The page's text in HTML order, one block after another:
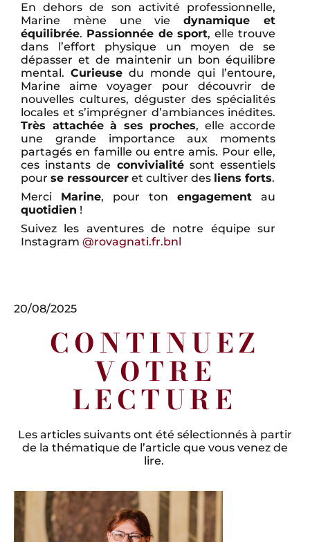
En dehors de son activité professionnelle,
Marine mène une viedynamique et
équilibrée. Passionnée de sport, elle trouve
dans l’effort physique un moyen de se
dépasser et de maintenir un bon équilibre
mental. Curieuse du monde qui l’entoure,
Marine aime voyager pour découvrir de
nouvelles cultures, déguster des spécialités
locales et s’imprégner d’ambiances inédites.
Très attachée à ses proches, elle accorde
une grande importance aux moments
partagés en famille ou entre amis. Pour elle,
ces instants de convivialitésont essentiels
pour se ressourcer et cultiver des liens forts.
Merci Marine, pour ton engagement au
quotidien !
Suivez les aventures de notre équipe sur
Instagram @rovagnati.fr.bnl
20/08/2025
CONTINUEZ
VOTRE
LECTURE
Les articles suivants ont été sélectionnés à partir
de la thématique de l’article que vous venez de
lire.